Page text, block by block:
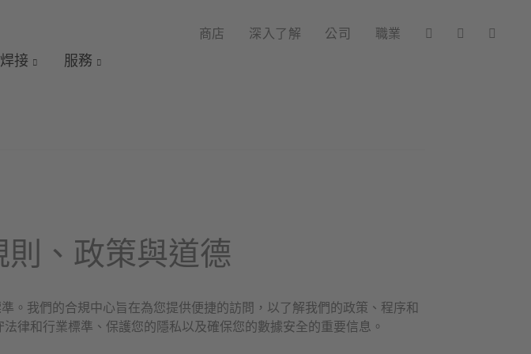
商店 深入了解 公司 職業
接 服務
、政策與道德
。我們的合規中心旨在為您提供便捷的訪問，以了解我們的政策、程序和
律和行業標準、保護您的隱私以及確保您的數據安全的重要信息。